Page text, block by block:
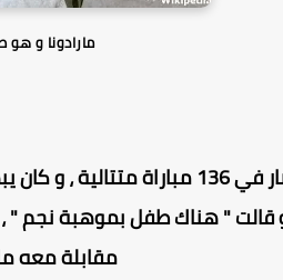
مارادونا و هو
قاد مارادونا فريقه للإنتصار في
" هناك طفل بموهبة نجم "
مقابلة معه